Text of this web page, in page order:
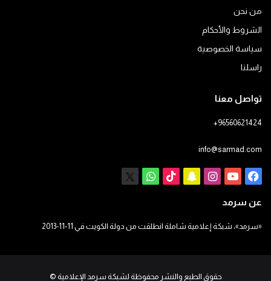
من نحن
الشروط والأحكام
سياسة الخصوصية
راسلنا
تواصل معنا
+96560621424
info@sarmad.com
فيسبوكيوتيوبانستقرام
سناب ‫TikTokواتساب
عن سرمد
«سرمد»، شبكة إعلامية شاملة انطلقت من دولة الكويت في 11-11-2013
حقوق الطبع والنشر محفوظة لشبكة سرمد الإعلامية ©